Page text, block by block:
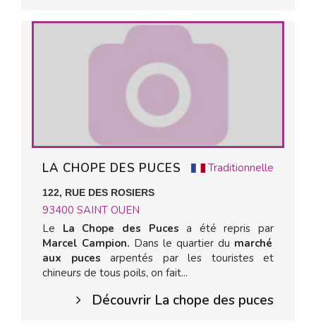
Traditionnelle
LA CHOPE DES PUCES
122, RUE DES ROSIERS
93400 SAINT OUEN
Le La Chope des Pucesa été repris par
Marcel Campion. Dans le quartier du marché
aux puces arpentés par les touristes et
chineurs de tous poils, on fait...
Découvrir La chope des puces